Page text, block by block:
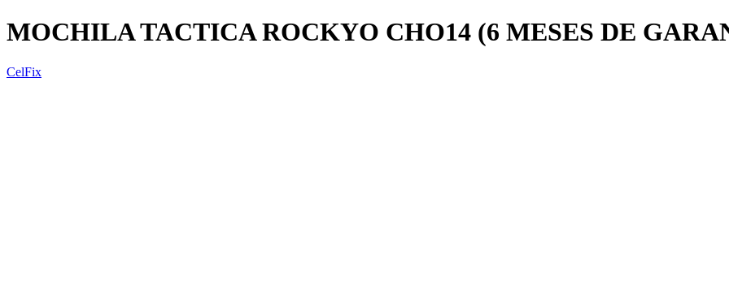
MOCHILA TACTICA ROCKYO CHO14 (6 MESES DE
CelFix